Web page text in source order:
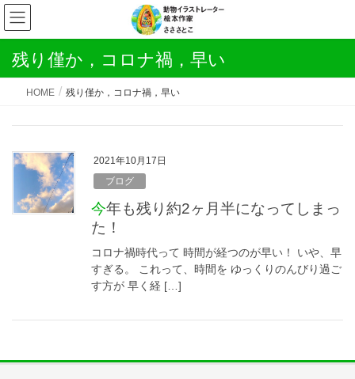
残り僅か，コロナ禍，早い
HOME 残り僅か，コロナ禍，早い
2021年10月17日
ブログ
今年も残り約2ヶ月半になってしまっ
た！
コロナ禍時代って 時間が経つのが早い！ いや、早
すぎる。 これって、時間を ゆっくりのんびり過ご
す方が 早く経 […]